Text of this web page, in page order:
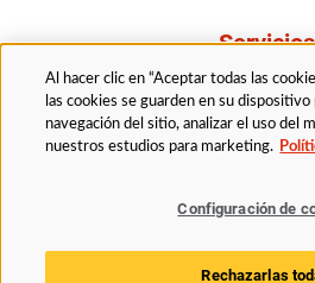
Servicios
Acerca de
Legal Politica de
Al hacer clic en “Aceptar todas las
las cookies se guarden en su dispositivo
navegación del sitio, analizar el uso del
nuestros estudios para marketing.
Configuración de
Rechazarlas